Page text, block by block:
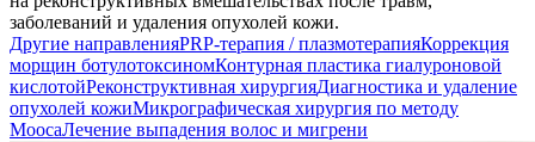
заболеваний и удаления опухолей кожи.
Другие направленияPRP-терапия / плазмотерапияКоррекция
морщин ботулотоксиномКонтурная пластика гиалуроновой
кислотойРеконструктивная хирургияДиагностика и удаление
опухолей кожиМикрографическая хирургия по методу
МоосаЛечение выпадения волос и мигрени